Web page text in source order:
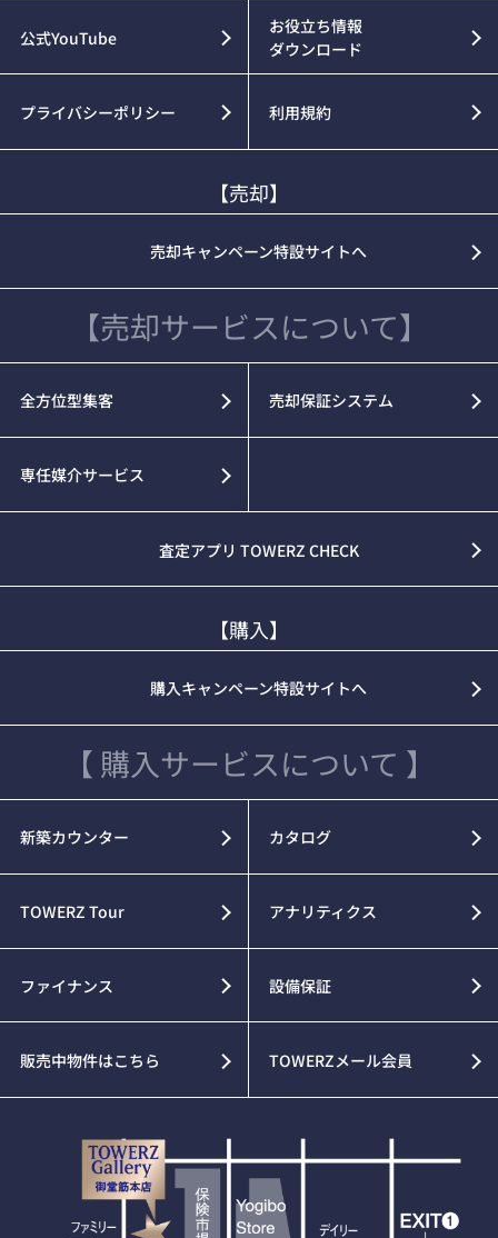
公式YouTube
お役立ち情報
ダウンロード
プライバシーポリシー 利用規約
【売却】
売却キャンペーン特設サイトへ
【売却サービスについて】
全方位型集客 売却保証システム
専任媒介サービス
査定アプリ TOWERZ CHECK
【購入】
購入キャンペーン特設サイトへ
【 購入サービスについて 】
新築カウンター カタログ
TOWERZ Tour アナリティクス
ファイナンス 設備保証
販売中物件はこちら TOWERZメール会員